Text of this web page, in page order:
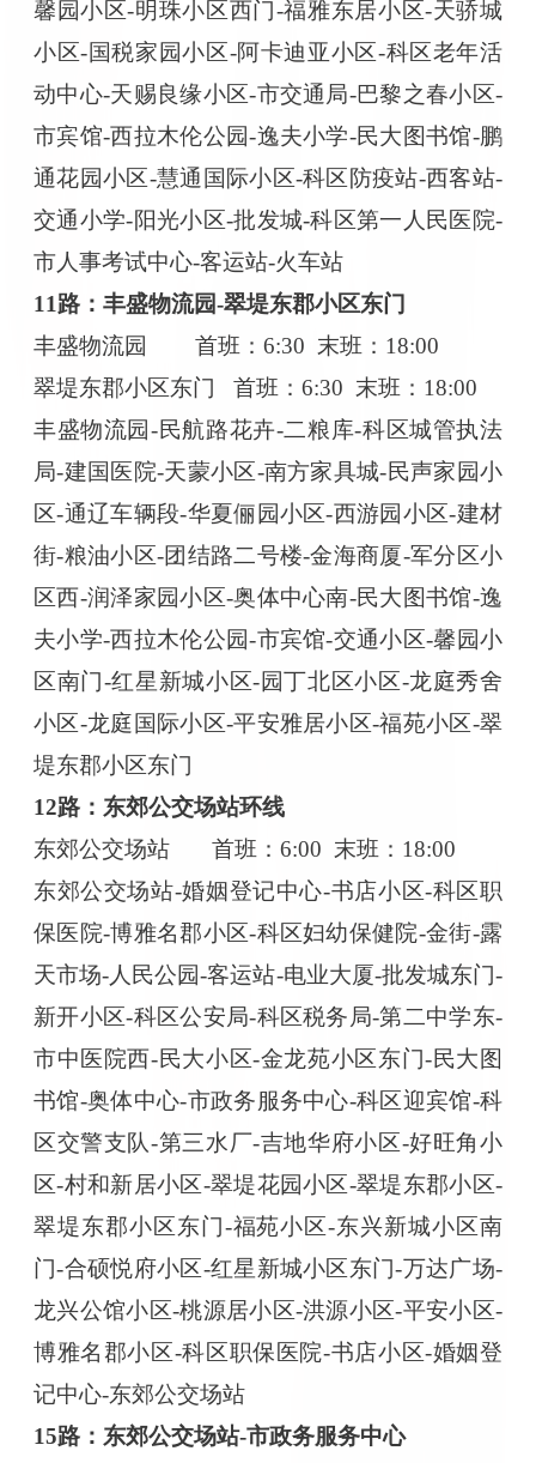
馨园小区-明珠小区西门-福雅东居小区-天骄城
小区-国税家园小区-阿卡迪亚小区-科区老年活
动中心-天赐良缘小区-市交通局-巴黎之春小区-
市宾馆-西拉木伦公园-逸夫小学-民大图书馆-鹏
通花园小区-慧通国际小区-科区防疫站-西客站-
交通小学-阳光小区-批发城-科区第一人民医院-
市人事考试中心-客运站-火车站
11路：丰盛物流园-翠堤东郡小区东门
丰盛物流园
首班： 6:30 末班：18:00
翠堤东郡小区东门
首班： 6:30 末班：18:00
丰盛物流园-民航路花卉-二粮库-科区城管执法
局-建国医院-天蒙小区-南方家具城-民声家园小
区-通辽车辆段-华夏俪园小区-西游园小区-建材
街-粮油小区-团结路二号楼-金海商厦-军分区小
区西-润泽家园小区-奥体中心南-民大图书馆-逸
夫小学-西拉木伦公园-市宾馆-交通小区-馨园小
区南门-红星新城小区-园丁北区小区-龙庭秀舍
小区-龙庭国际小区-平安雅居小区-福苑小区-翠
堤东郡小区东门
12路：东郊公交场站环线
东郊公交场站
首班： 6:00 末班：18:00
东郊公交场站-婚姻登记中心-书店小区-科区职
保医院-博雅名郡小区-科区妇幼保健院-金街-露
天市场-人民公园-客运站-电业大厦-批发城东门-
新开小区-科区公安局-科区税务局-第二中学东-
市中医院西-民大小区-金龙苑小区东门-民大图
书馆-奥体中心-市政务服务中心-科区迎宾馆-科
区交警支队-第三水厂-吉地华府小区-好旺角小
区-村和新居小区-翠堤花园小区-翠堤东郡小区-
翠堤东郡小区东门-福苑小区-东兴新城小区南
门-合硕悦府小区-红星新城小区东门-万达广场-
龙兴公馆小区-桃源居小区-洪源小区-平安小区-
博雅名郡小区-科区职保医院-书店小区-婚姻登
记中心-东郊公交场站
15路：东郊公交场站-市政务服务中心